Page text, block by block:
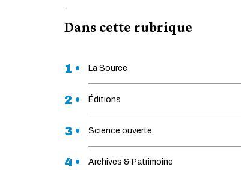
Dans cette rubrique
1 • La Source
2 • Éditions
3 • Science ouverte
4 • Archives & Patrimoine